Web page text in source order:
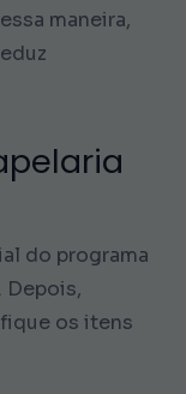
maneira,
do programa
Depois,
os itens